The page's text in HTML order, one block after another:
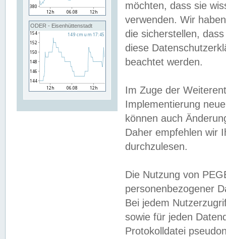
ODER - Eisenhüttenstadt
möchten, dass sie
verwenden. Wir
die sicherstellen,
diese
beachtet werden.
Im Zuge der
Implementierung
können auch
Daher empfehlen wir
durchzulesen.
Die Nutzung von
personenbezogener
Bei jedem
sowie für jeden
Protokolldatei